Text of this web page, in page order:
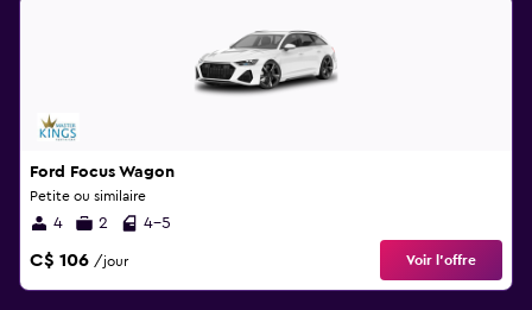
Ford Focus Wagon
Petite ou similaire
4 2 4-5
C$ 106 /jour Voir l’offre